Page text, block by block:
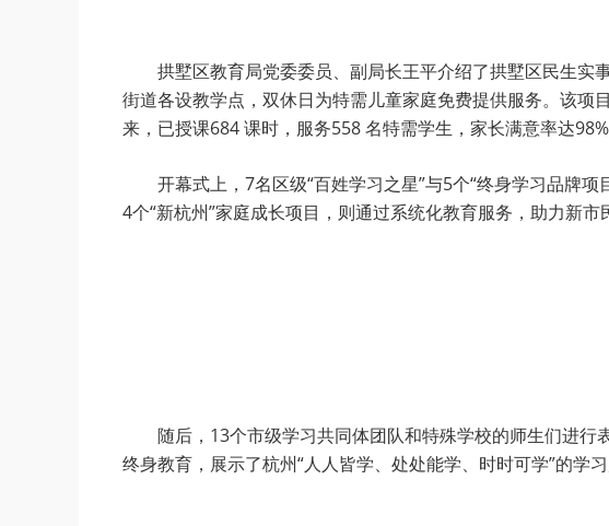
拱墅区教育局党委委员、副局长王平介绍了拱墅区民生实
街道各设教学点，双休日为特需儿童家庭免费提供服务。该
来，已授课684 课时，服务558 名特需学生，家长满意率达
开幕式上，7名区级“百姓学习之星”与5个“终身学习品牌
4个“新杭州”家庭成长项目，则通过系统化教育服务，助力新
随后，13个市级学习共同体团队和特殊学校的师生们进
终身教育，展示了杭州“人人皆学、处处能学、时时可学”的学